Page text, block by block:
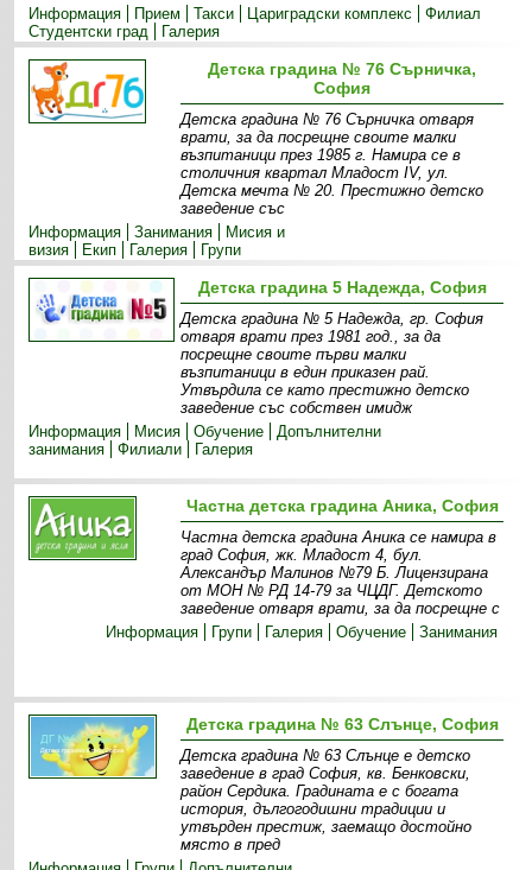
Информация
Прием Такси Цариградски комплекс
Филиал
Студентски град
Галерия
Детска градина № 76 Сърничка,
София
Детска градина № 76 Сърничка отваря
врати, за да посрещне своите малки
възпитаници през 1985 г. Намира се в
столичния квартал Младост IV, ул.
Детска мечта № 20. Престижно детско
заведение със
Информация
Занимания
Мисия и
визия
Екип Галерия Групи
Детска градина 5 Надежда, София
Детска градина № 5 Надежда, гр. София
отваря врати през 1981 год., за да
посрещне своите първи малки
възпитаници в един приказен рай.
Утвърдила се като престижно детско
заведение със собствен имидж
Информация
Мисия Обучение
Допълнителни
занимания
Филиали Галерия
Частна детска градина Аника, София
Частна детска градина Аника се намира в
град София, жк. Младост 4, бул.
Александър Малинов №79 Б. Лицензирана
от МОН № РД 14-79 за ЧЦДГ. Детското
заведение отваря врати, за да посрещне с
Информация
Групи Галерия Обучение Занимания
Детска градина № 63 Слънце, София
Детска градина № 63 Слънце е детско
заведение в град София, кв. Бенковски,
район Сердика. Градината е с богата
история, дългогодишни традиции и
утвърден престиж, заемащо достойно
място в пред